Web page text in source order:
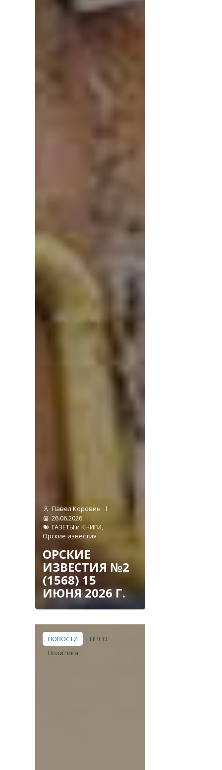
Павел Коровин
26.06.2026
ГАЗЕТЫ и КНИГИ,
Орские известия
ОРСКИЕ
ИЗВЕСТИЯ №2
(1568) 15
ИЮНЯ 2026 Г.
НОВОСТИ
НПСО
Политика